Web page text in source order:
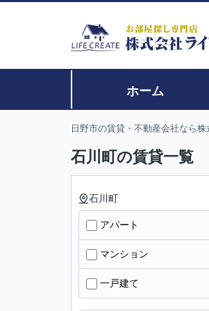
ホーム
日野市の賃貸・不動産会社なら
石川町の賃貸一覧
石川町
アパート
マンション
一戸建て